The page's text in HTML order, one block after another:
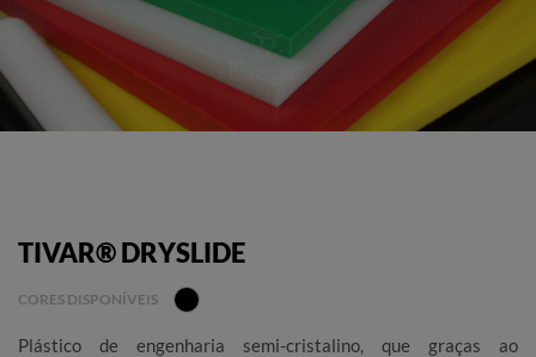
TIVAR® DRYSLIDE
CORES DISPONÍVEIS
Plástico de engenharia semi-cristalino, que graças ao